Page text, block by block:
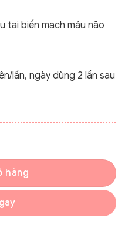
tai biến mạch máu não
lần, ngày dùng 2 lần sau
hàng